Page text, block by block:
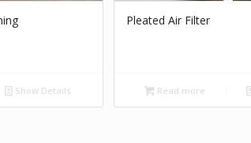
Show Details
Pleated Air Filter
Read more